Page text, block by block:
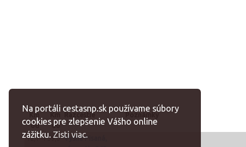
Na portáli cestasnp.sk používame súbory
cookies pre zlepšenie Vášho online
zážitku. Zisti viac.
Km
od
do
Razcestie
12,1 759,0
Vyšná Pisaná,